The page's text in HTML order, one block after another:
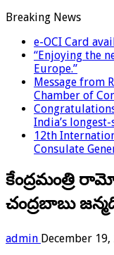
Breaking News
e-OCI Card
“Enjoying the
Europe.”
Message from
Chamber of
India’s
12th
Consulate
కేంద్రమంత్రి
చంద్రబాబు
admin December 19,